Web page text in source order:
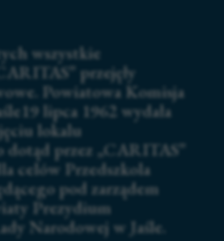
wszystkie
przejęły
Powiatowa Komisja
lipca 1962 wydała
lokalu
dotąd przez „CARITAS”
celów Przedszkola
pod zarządem
Prezydium
Narodowej w Jaśle.